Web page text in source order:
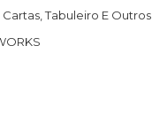
Cartas, Tabuleiro E Outros